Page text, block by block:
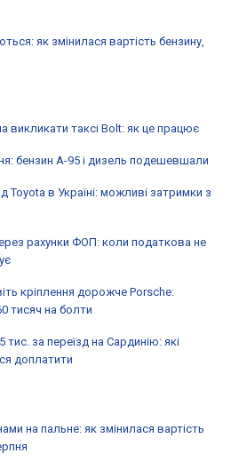
як змінилася вартість бензину,
викликати таксі Bolt: як це працює
бензин А-95 і дизель подешевшали
Toyota в Україні: можливі затримки з
рахунки ФОП: коли податкова не
кріплення дорожче Porsche:
тисяч на болти
тис. за переїзд на Сардинію: які
доплатити
на пальне: як змінилася вартість